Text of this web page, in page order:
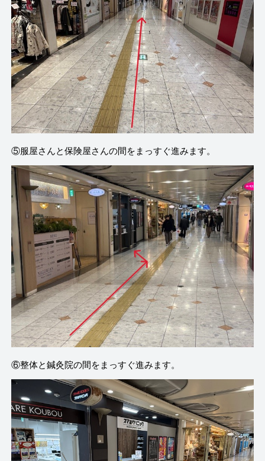
⑤服屋さんと保険屋さんの間をまっすぐ進みます。
⑥整体と鍼灸院の間をまっすぐ進みます。